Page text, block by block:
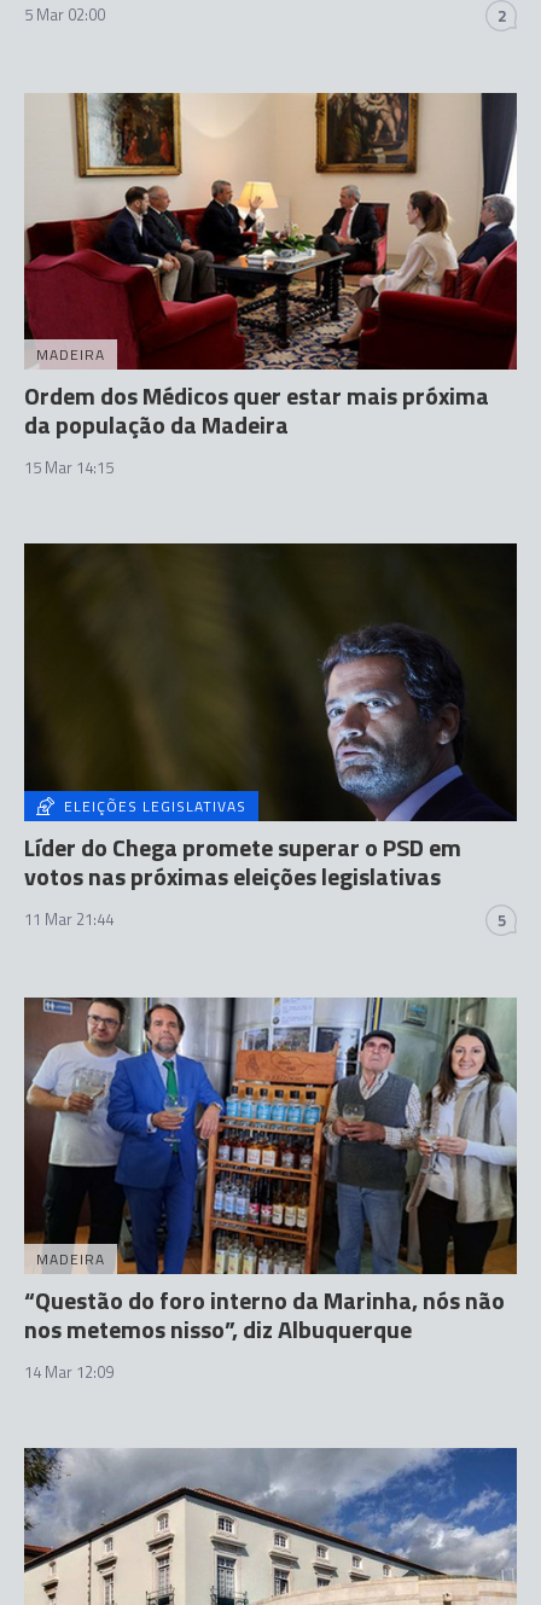
5 Mar 02:00 2
MADEIRA
Ordem dos Médicos quer estar mais próxima
da população da Madeira
15 Mar 14:15
ELEIÇÕES LEGISLATIVAS
Líder do Chega promete superar o PSD em
votos nas próximas eleições legislativas
11 Mar 21:44 5
MADEIRA
“Questão do foro interno da Marinha, nós não
nos metemos nisso”, diz Albuquerque
14 Mar 12:09